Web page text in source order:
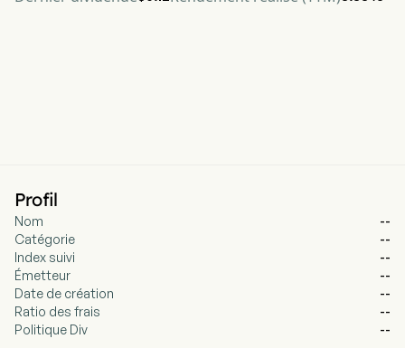
Profil
Nom
--
Catégorie
--
Index suivi
--
Émetteur
--
Date de création
--
Ratio des frais
--
Politique Div
--